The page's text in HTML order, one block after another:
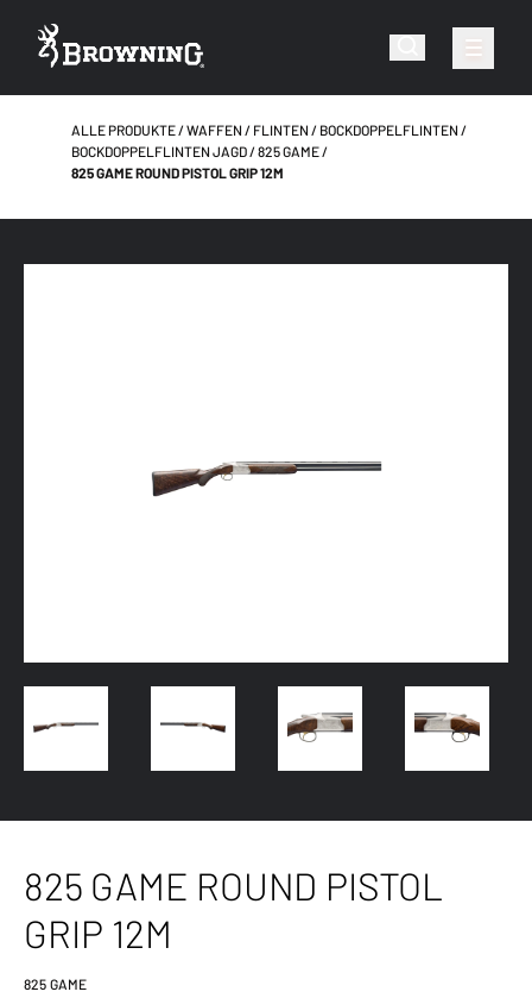
ALLE PRODUKTE WAFFEN FLINTEN
BOCKDOPPELFLINTEN
BOCKDOPPELFLINTEN JAGD
825 GAME
825 GAME ROUND PISTOL GRIP 12M
825 GAME ROUND PISTOL
GRIP 12M
825 GAME